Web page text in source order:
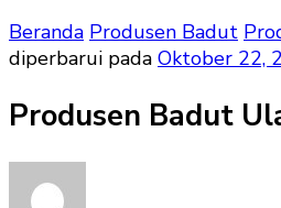
Beranda Produsen Badut
diperbarui pada Oktober 22,
Produsen Badut